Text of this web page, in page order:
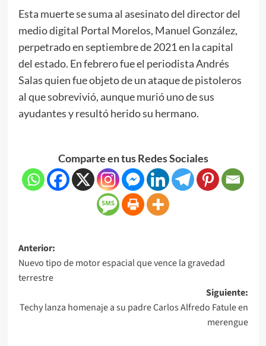
Esta muerte se suma al asesinato del director del
medio digital Portal Morelos, Manuel González,
perpetrado en septiembre de 2021 en la capital
del estado. En febrero fue el periodista Andrés
Salas quien fue objeto de un ataque de pistoleros
al que sobrevivió, aunque murió uno de sus
ayudantes y resultó herido su hermano.
Comparte en tus Redes Sociales
Anterior:
Nuevo tipo de motor espacial que vence la gravedad
terrestre
Siguiente:
Techy lanza homenaje a su padre Carlos Alfredo Fatule en
merengue